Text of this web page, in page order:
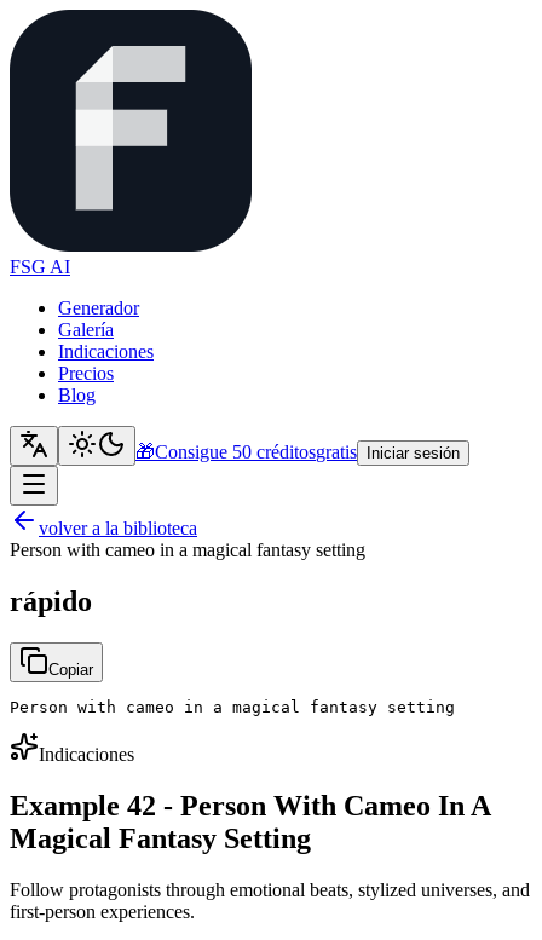
FSG AI
Generador
Galería
Indicaciones
Precios
Blog
🎁Consigue 50 créditosgratis Iniciar sesión
volver a la biblioteca
Person with cameo in a magical fantasy setting
rápido
Copiar
Person with cameo in a magical fantasy setting
Indicaciones
Example 42 - Person With Cameo In A
Magical Fantasy Setting
Follow protagonists through emotional beats, stylized universes, and
first-person experiences.